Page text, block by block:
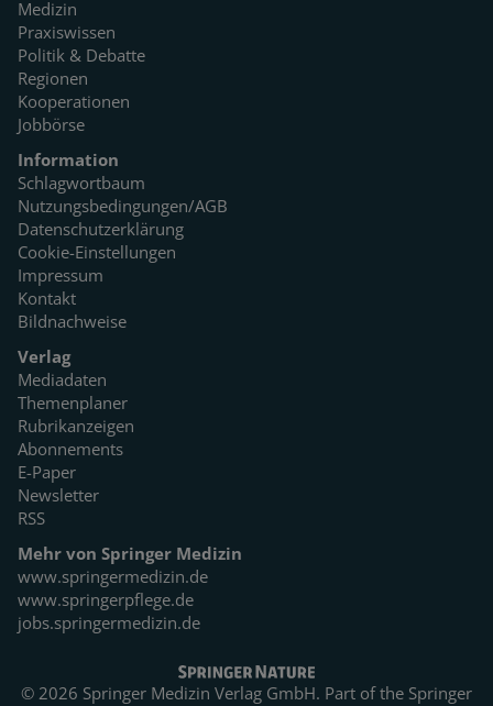
Medizin
Praxiswissen
Politik & Debatte
Regionen
Kooperationen
Jobbörse
Information
Schlagwortbaum
Nutzungsbedingungen/AGB
Datenschutzerklärung
Cookie-Einstellungen
Impressum
Kontakt
Bildnachweise
Verlag
Mediadaten
Themenplaner
Rubrikanzeigen
Abonnements
E-Paper
Newsletter
RSS
Mehr von Springer Medizin
www.springermedizin.de
www.springerpflege.de
jobs.springermedizin.de
© 2026 Springer Medizin Verlag GmbH. Part of the Springer